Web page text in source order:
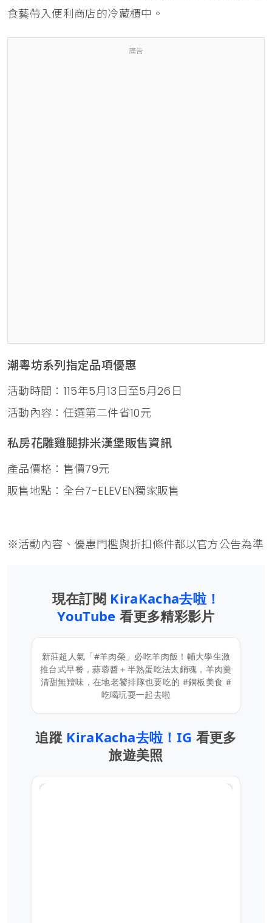
食藝帶入便利商店的冷藏櫃中。
廣告
潮粵坊系列指定品項優惠
活動時間：115年5月13日至5月26日
活動內容：任選第二件省10元
私房花雕雞腿排米漢堡販售資訊
產品價格：售價79元
販售地點：全台7-ELEVEN獨家販售
※活動內容、優惠門檻與折扣條件都以官方公告為準
現在訂閱 KiraKacha去啦！
YouTube看更多精彩影片
新莊超人氣「#羊肉榮」必吃羊肉飯！輔大學生激
推台式早餐，蒜蓉醬＋半熟蛋吃法太銷魂，羊肉羹
清甜無羶味，在地老饕排隊也要吃的 #銅板美食 #
吃喝玩耍一起去啦
追蹤 KiraKacha去啦！IG 看更多
旅遊美照